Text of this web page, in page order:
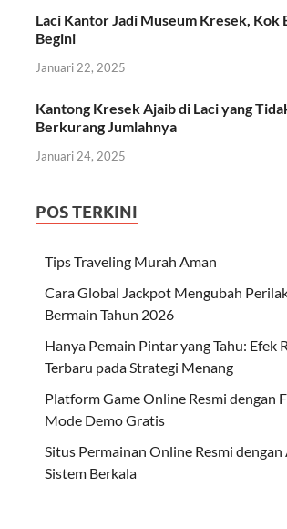
Laci Kantor Jadi Museum Kresek, Kok
Begini
Januari 22, 2025
Kantong Kresek Ajaib di Laci yang
Berkurang Jumlahnya
Januari 24, 2025
POS TERKINI
Tips Traveling Murah Aman
Cara Global Jackpot Mengubah
Bermain Tahun 2026
Hanya Pemain Pintar yang Tahu: Efek
Terbaru pada Strategi Menang
Platform Game Online Resmi dengan
Mode Demo Gratis
Situs Permainan Online Resmi
Sistem Berkala